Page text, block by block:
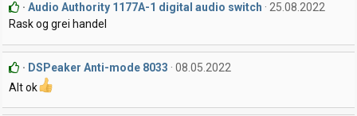
Audio Authority 1177A-1 digital audio switch
25.08.2022
Rask og grei handel
DSPeaker Anti-mode 8033
08.05.2022
Alt ok